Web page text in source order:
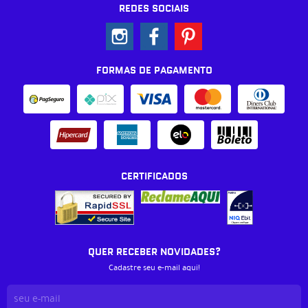
REDES SOCIAIS
FORMAS DE PAGAMENTO
CERTIFICADOS
QUER RECEBER NOVIDADES?
Cadastre seu e-mail aqui!